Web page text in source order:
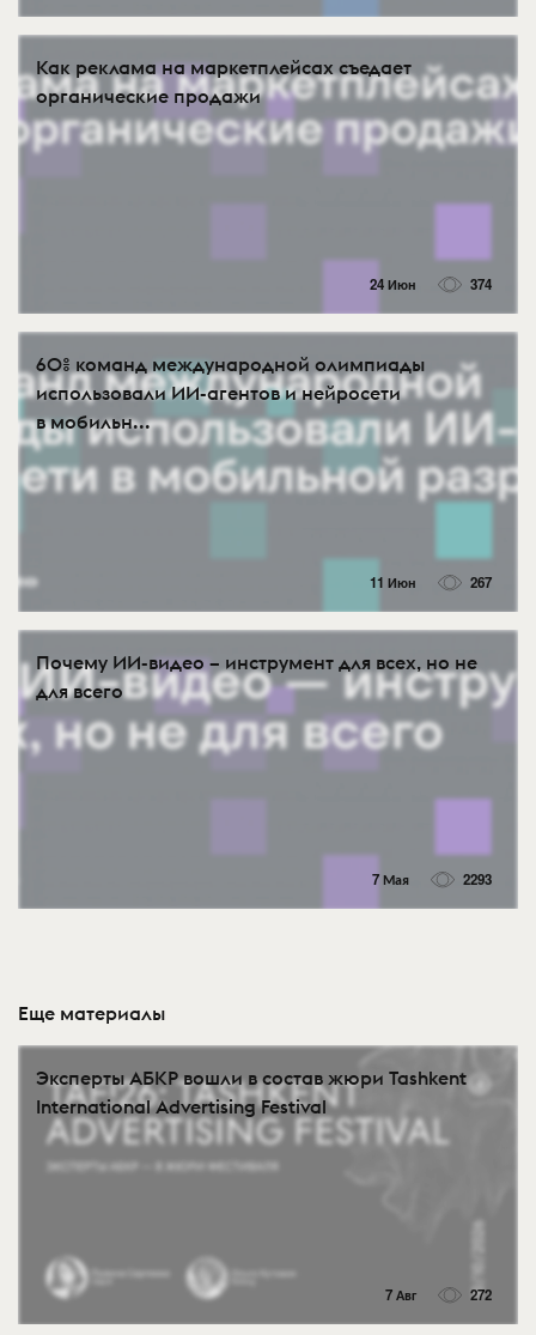
Как реклама на маркетплейсах съедает
органические продажи
24 Июн 374
60% команд международной олимпиады
использовали ИИ-агентов и нейросети
в мобильн...
11 Июн 267
Почему ИИ-видео – инструмент для всех, но не
для всего
7 Мая 2293
Еще материалы
Эксперты АБКР вошли в состав жюри Tashkent
International Advertising Festival
7 Авг 272